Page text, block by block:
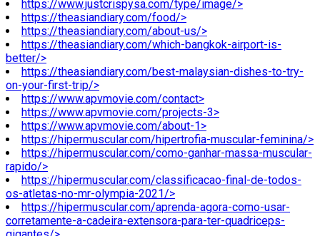
https://www.justcrispysa.com/type/image/>
https://theasiandiary.com/food/>
https://theasiandiary.com/about-us/>
https://theasiandiary.com/which-bangkok-airport-is-
better/>
https://theasiandiary.com/best-malaysian-dishes-to-try-
on-your-first-trip/>
https://www.apvmovie.com/contact>
https://www.apvmovie.com/projects-3>
https://www.apvmovie.com/about-1>
https://hipermuscular.com/hipertrofia-muscular-feminina/>
https://hipermuscular.com/como-ganhar-massa-muscular-
rapido/>
https://hipermuscular.com/classificacao-final-de-todos-
os-atletas-no-mr-olympia-2021/>
https://hipermuscular.com/aprenda-agora-como-usar-
corretamente-a-cadeira-extensora-para-ter-quadriceps-